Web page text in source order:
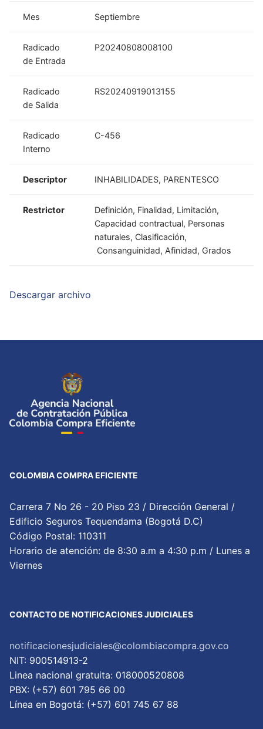
Mes Septiembre
Radicado
de Entrada
P20240808008100
Radicado
de Salida
RS20240919013155
Radicado
Interno
C-456
Descriptor INHABILIDADES, PARENTESCO
Restrictor
Definición, Finalidad, Limitación,
Capacidad contractual, Personas
naturales, Clasificación,
Consanguinidad, Afinidad, Grados
Descargar archivo
COLOMBIA COMPRA EFICIENTE
Carrera 7 No 26 - 20 Piso 23 / Dirección General /
Edificio Seguros Tequendama (Bogotá D.C)
Código Postal: 110311
Horario de atención: de 8:30 a.m a 4:30 p.m / Lunes a
Viernes
CONTACTO DE NOTIFICACIONES JUDICIALES
notificacionesjudiciales@colombiacompra.gov.co
NIT: 900514913-2
Linea nacional gratuita: 018000520808
PBX: (+57) 601 795 66 00
Lí­nea en Bogotá: (+57) 601 745 67 88